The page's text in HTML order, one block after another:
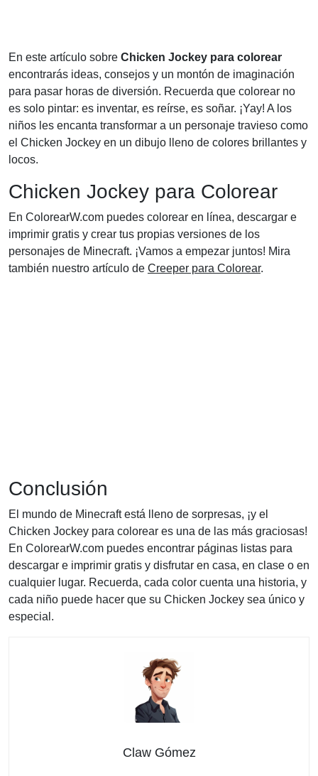
En este artículo sobre Chicken Jockey para colorear
encontrarás ideas, consejos y un montón de imaginación
para pasar horas de diversión. Recuerda que colorear no
es solo pintar: es inventar, es reírse, es soñar. ¡Yay! A los
niños les encanta transformar a un personaje travieso como
el Chicken Jockey en un dibujo lleno de colores brillantes y
locos.
Chicken Jockey para Colorear
En ColorearW.com puedes colorear en línea, descargar e
imprimir gratis y crear tus propias versiones de los
personajes de Minecraft. ¡Vamos a empezar juntos! Mira
también nuestro artículo de Creeper para Colorear.
Conclusión
El mundo de Minecraft está lleno de sorpresas, ¡y el
Chicken Jockey para colorear es una de las más graciosas!
En ColorearW.com puedes encontrar páginas listas para
descargar e imprimir gratis y disfrutar en casa, en clase o en
cualquier lugar. Recuerda, cada color cuenta una historia, y
cada niño puede hacer que su Chicken Jockey sea único y
especial.
Claw Gómez